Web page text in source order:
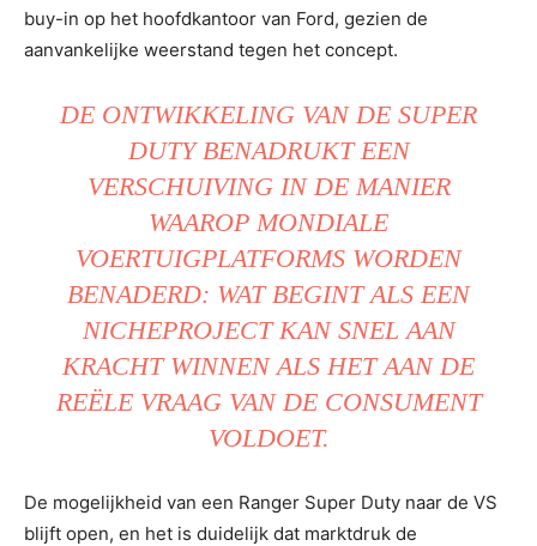
buy-in op het hoofdkantoor van Ford, gezien de
aanvankelijke weerstand tegen het concept.
DE ONTWIKKELING VAN DE SUPER
DUTY BENADRUKT EEN
VERSCHUIVING IN DE MANIER
WAAROP MONDIALE
VOERTUIGPLATFORMS WORDEN
BENADERD: WAT BEGINT ALS EEN
NICHEPROJECT KAN SNEL AAN
KRACHT WINNEN ALS HET AAN DE
REËLE VRAAG VAN DE CONSUMENT
VOLDOET.
De mogelijkheid van een Ranger Super Duty naar de VS
blijft open, en het is duidelijk dat marktdruk de